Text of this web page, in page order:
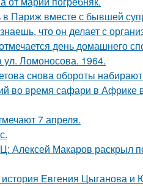
Париж вместе с бывшей
что он делает с
день домашнего
ул. Ломоносова. 1964.
снова обороты
во время сафари в Африке
7 апреля.
Алексей Макаров раскрыл
Евгения Цыганова и